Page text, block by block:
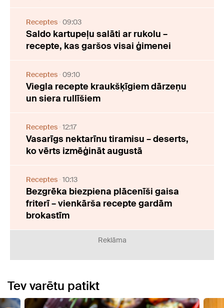
Receptes 09:03
Saldo kartupeļu salāti ar rukolu –
recepte, kas garšos visai ģimenei
Receptes 09:10
Viegla recepte kraukšķīgiem dārzeņu
un siera rullīšiem
Receptes 12:17
Vasarīgs nektarīnu tiramisu – deserts,
ko vērts izmēģināt augustā
Receptes 10:13
Bezgrēka biezpiena plācenīši gaisa
friterī – vienkārša recepte gardām
brokastīm
Reklāma
Tev varētu patikt